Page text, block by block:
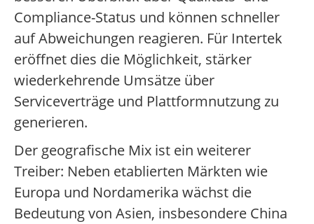
Compliance-Status und können schneller
auf Abweichungen reagieren. Für Intertek
eröffnet dies die Möglichkeit, stärker
wiederkehrende Umsätze über
Serviceverträge und Plattformnutzung zu
generieren.
Der geografische Mix ist ein weiterer
Treiber: Neben etablierten Märkten wie
Europa und Nordamerika wächst die
Bedeutung von Asien, insbesondere China